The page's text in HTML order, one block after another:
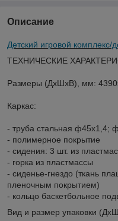
Описание
Детский игровой
ТЕХНИЧЕСКИЕ
Размеры (ДхШхВ), мм:
Каркас:
- труба стальная ф45х1,4;
- полимерное покрытие
- сидения: 3 шт. из
- горка из пластмассы
- сиденье-гнездо (ткань
пленочным покрытием)
- кольцо баскетбольное
Вид и размер упаковки